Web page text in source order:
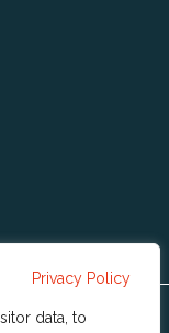
Privacy Policy
data, to